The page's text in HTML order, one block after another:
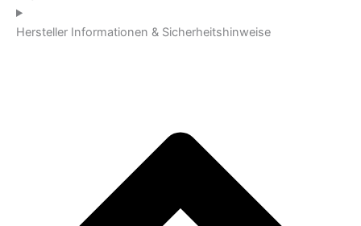
Hersteller Informationen & Sicherheitshinweise